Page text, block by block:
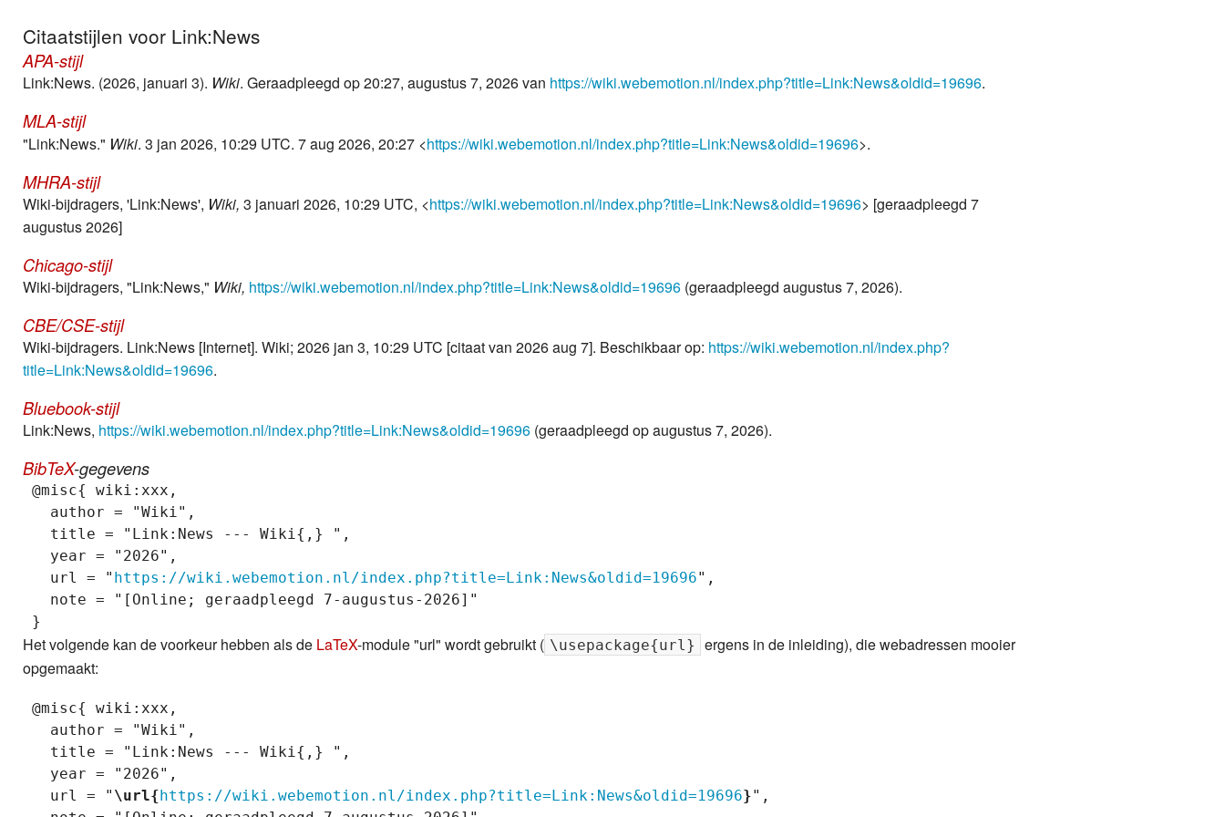
Zoom
Citaatstijlen voor Link:News
APA-stijl
Link:News. (2026, januari 3). Wiki. Geraadpleegd op 20:27, augustus 7, 2026 van https://wiki.webemotion.nl/index.php?title=Link:News&oldid=19696.
MLA-stijl
"Link:News." Wiki. 3 jan 2026, 10:29 UTC. 7 aug 2026, 20:27 <https://wiki.webemotion.nl/index.php?title=Link:News&oldid=19696>.
MHRA-stijl
Wiki-bijdragers, 'Link:News', Wiki, 3 januari 2026, 10:29 UTC, <https://wiki.webemotion.nl/index.php?title=Link:News&oldid=19696> [geraadpleegd 7
augustus 2026]
Chicago-stijl
Wiki-bijdragers, "Link:News," Wiki, https://wiki.webemotion.nl/index.php?title=Link:News&oldid=19696 (geraadpleegd augustus 7, 2026).
CBE/CSE-stijl
Wiki-bijdragers. Link:News [Internet]. Wiki; 2026 jan 3, 10:29 UTC [citaat van 2026 aug 7]. Beschikbaar op: https://wiki.webemotion.nl/index.php?
title=Link:News&oldid=19696.
Bluebook-stijl
Link:News, https://wiki.webemotion.nl/index.php?title=Link:News&oldid=19696 (geraadpleegd op augustus 7, 2026).
BibTeX-gegevens
@misc{ wiki:xxx,
   author = "Wiki",
   title = "Link:News --- Wiki{,} ",
   year = "2026",
   url = "
https://wiki.webemotion.nl/index.php?title=Link:News&oldid=19696",
   note = "[Online; geraadpleegd 7-augustus-2026]"
Het volgende kan de voorkeur hebben als de LaTeX-module "url" wordt gebruikt ( \usepackage{url}
ergens in de inleiding), die webadressen mooier
opgemaakt:
@misc{ wiki:xxx,
   author = "Wiki",
   title = "Link:News --- Wiki{,} ",
   year = "2026",
   url = "
\url{https://wiki.webemotion.nl/index.php?title=Link:News&oldid=19696}",